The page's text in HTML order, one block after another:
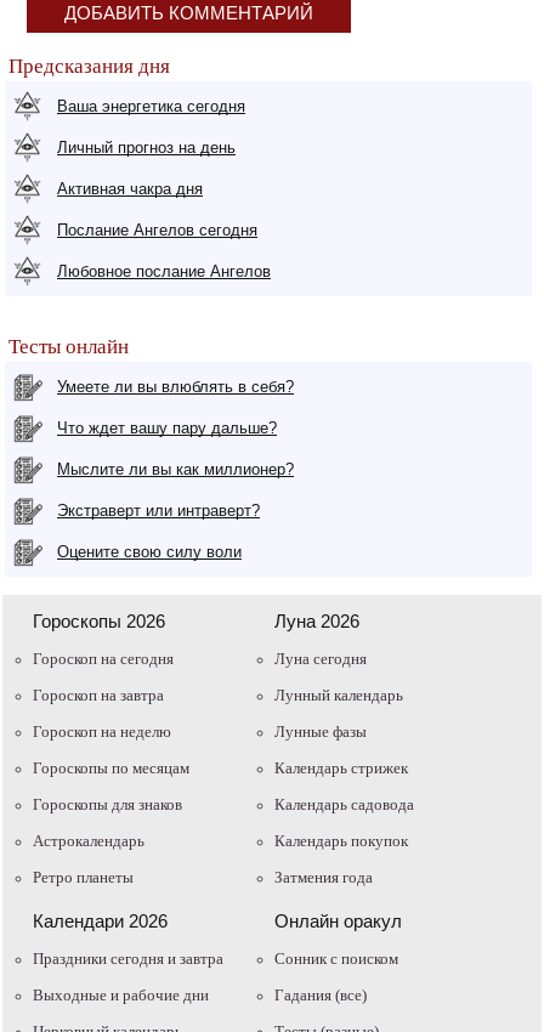
ДОБАВИТЬ КОММЕНТАРИЙ
Предсказания дня
Ваша энергетика сегодня
Личный прогноз на день
Активная чакра дня
Послание Ангелов сегодня
Любовное послание Ангелов
Тесты онлайн
Умеете ли вы влюблять в себя?
Что ждет вашу пару дальше?
Мыслите ли вы как миллионер?
Экстраверт или интраверт?
Оцените свою силу воли
Гороскопы 2026
Гороскоп на сегодня
Гороскоп на завтра
Гороскоп на неделю
Гороскопы по месяцам
Гороскопы для знаков
Астрокалендарь
Ретро планеты
Луна 2026
Луна сегодня
Лунный календарь
Лунные фазы
Календарь стрижек
Календарь садовода
Календарь покупок
Затмения года
Календари 2026
Праздники сегодня и завтра
Выходные и рабочие дни
Онлайн оракул
Cонник с поиском
Гадания (все)